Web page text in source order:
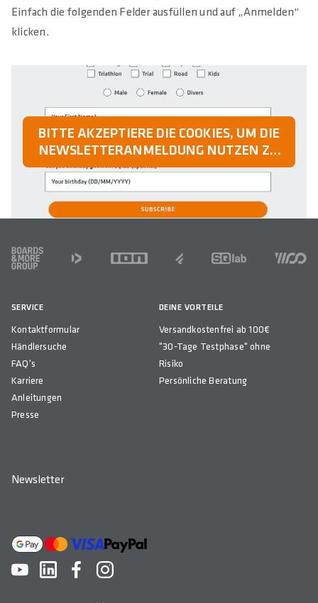
Einfach die folgenden Felder ausfüllen und auf „Anmelden“
klicken.
BITTE AKZEPTIERE DIE COOKIES, UM DIE
NEWSLETTERANMELDUNG NUTZEN ZU
KÖNNEN
FOOTER
SERVICE
Kontaktformular
Händlersuche
FAQ's
Karriere
Anleitungen
Presse
DEINE VORTEILE
Versandkostenfrei ab 100€
"30-Tage Testphase" ohne
Risiko
Persönliche Beratung
Newsletter